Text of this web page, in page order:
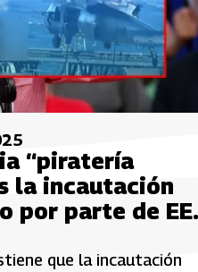
“piratería
la incautación
por parte de EE.
que la incautación